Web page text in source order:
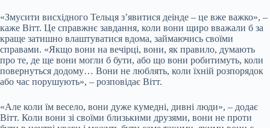
«Змусити висхідного Тельця з’явитися деінде – це вже важко», –
каже Вітт. Це справжнє завдання, коли вони щиро вважали б за
краще затишно влаштуватися вдома, займаючись своїми
справами. «Якщо вони на вечірці, вони, як правило, думають
про те, де ще вони могли б бути, або що вони робитимуть, коли
повернуться додому… Вони не люблять, коли їхній розпорядок
або час порушують», – розповідає Вітт.
«Але коли їм весело, вони дуже кумедні, дивні люди», – додає
Вітт. Коли вони зі своїми близькими друзями, вони не проти